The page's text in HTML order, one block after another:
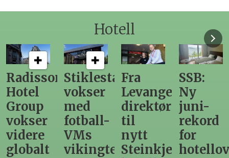
Hotell
Stiklestad
vokser
med
fotball-
VMs
vikingtematikk
Fra
Levanger-
direktør
til
nytt
Steinkjer-
SSB:
Ny
juni-
rekord
for
Elendig
gir
utslag
for